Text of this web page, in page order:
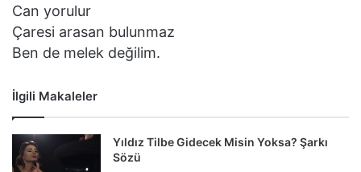
Can yorulur
Çaresi arasan bulunmaz
Ben de melek değilim.
İlgili Makaleler
Yıldız Tilbe Gidecek Misin Yoksa? Şarkı
Sözü